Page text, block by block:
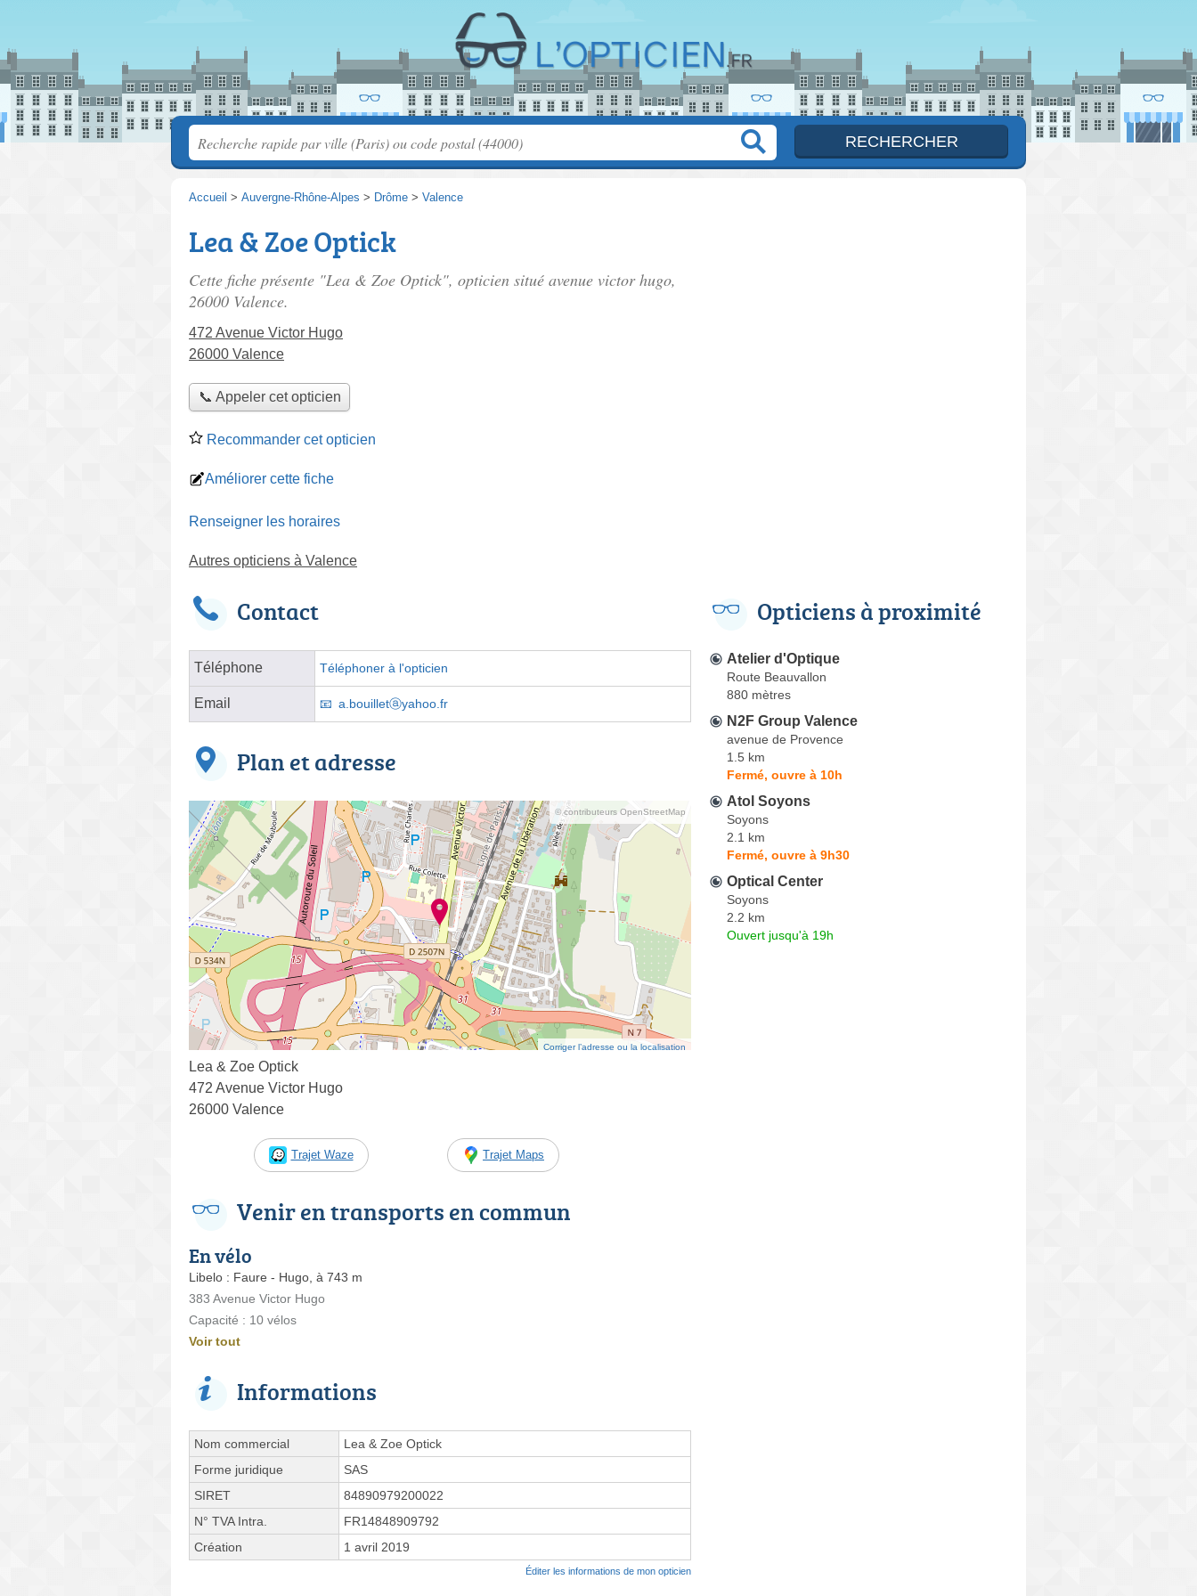
Accueil > Auvergne-Rhône-Alpes > Drôme > Valence
Lea & Zoe Optick
Cette fiche présente "Lea & Zoe Optick", opticien situé avenue victor hugo,
26000 Valence.
472 Avenue Victor Hugo
26000 Valence
📞 Appeler cet opticien
Recommander cet opticien
Améliorer cette fiche
Renseigner les horaires
Autres opticiens à Valence
Contact
Téléphone Téléphoner à l'opticien
Email a.bouilletⓐyahoo.fr
Plan et adresse
© contributeurs OpenStreetMap
Corriger l’adresse ou la localisation
Lea & Zoe Optick
472 Avenue Victor Hugo
26000 Valence
Trajet Waze Trajet Maps
Venir en transports en commun
En vélo
Libelo : Faure - Hugo, à 743 m
383 Avenue Victor Hugo
Capacité : 10 vélos
Voir tout
Informations
Nom commercial
Lea & Zoe Optick
Forme juridique
SAS
SIRET
84890979200022
N° TVA Intra.
FR14848909792
Création
1 avril 2019
Éditer les informations de mon opticien
Opticiens à proximité
Atelier d'Optique
Route Beauvallon
880 mètres
N2F Group Valence
avenue de Provence
1.5 km
Fermé, ouvre à 10h
Atol Soyons
Soyons
2.1 km
Fermé, ouvre à 9h30
Optical Center
Soyons
2.2 km
Ouvert jusqu'à 19h